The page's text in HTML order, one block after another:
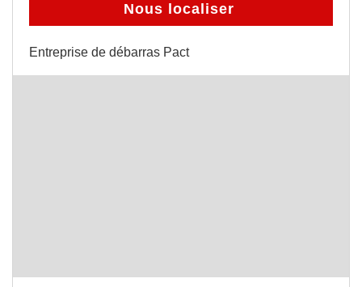
Nous localiser
Entreprise de débarras Pact